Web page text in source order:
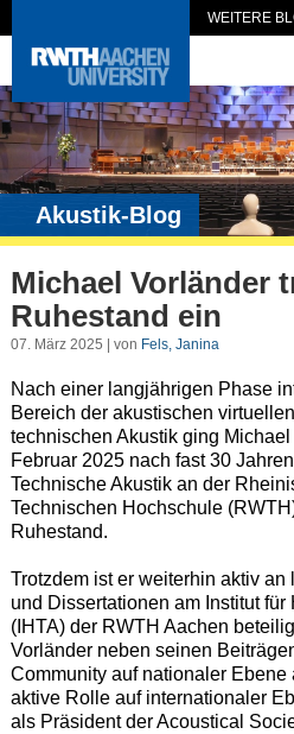
WEITERE
Akustik-Blog
Michael Vorländer
Ruhestand ein
07. März 2025 | von Fels, Janina
Nach einer langjährigen Phase
Bereich der akustischen
technischen Akustik ging
Februar 2025 nach fast 30
Technische Akustik an der
Technischen Hochschule
Ruhestand.
Trotzdem ist er weiterhin aktiv an
und Dissertationen am Institut
(IHTA) der RWTH Aachen
Vorländer neben seinen
Community auf nationaler
aktive Rolle auf internationaler
als Präsident der Acoustical